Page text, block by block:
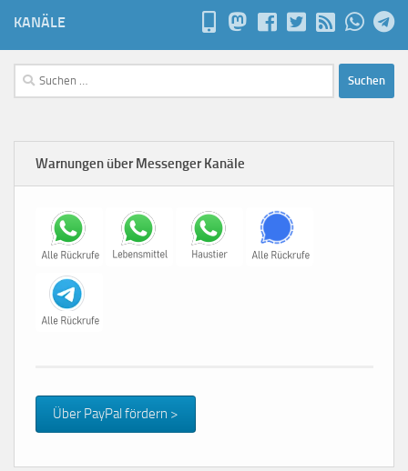
KANÄLE
Suchen
nach:
Warnungen über Messenger Kanäle
Über PayPal fördern >